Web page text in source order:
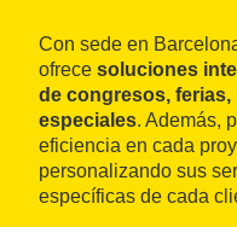
Con sede en
ofrece soluciones
de congresos,
especiales. Además,
eficiencia en cada
personalizando sus
específicas de cada